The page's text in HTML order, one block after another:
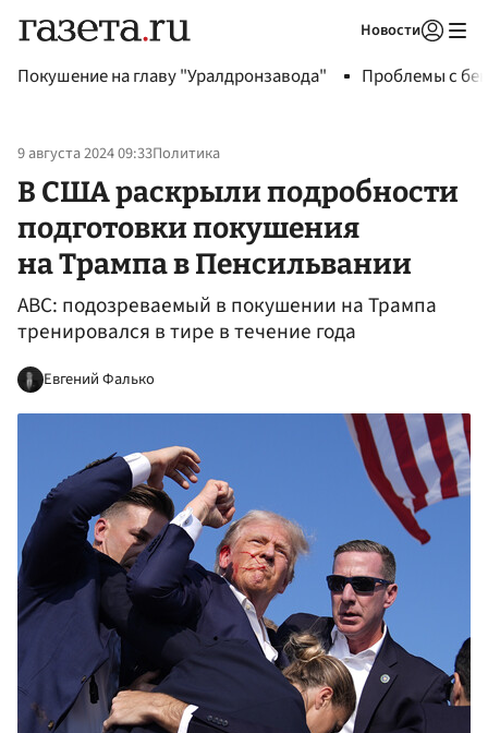
Новости
Покушение на главу "Уралдронзавода" Проблемы с
9 августа 2024 09:33Политика
В США раскрыли подробности
подготовки покушения
на Трампа в Пенсильвании
ABC: подозреваемый в покушении на Трампа
тренировался в тире в течение года
Евгений Фалько